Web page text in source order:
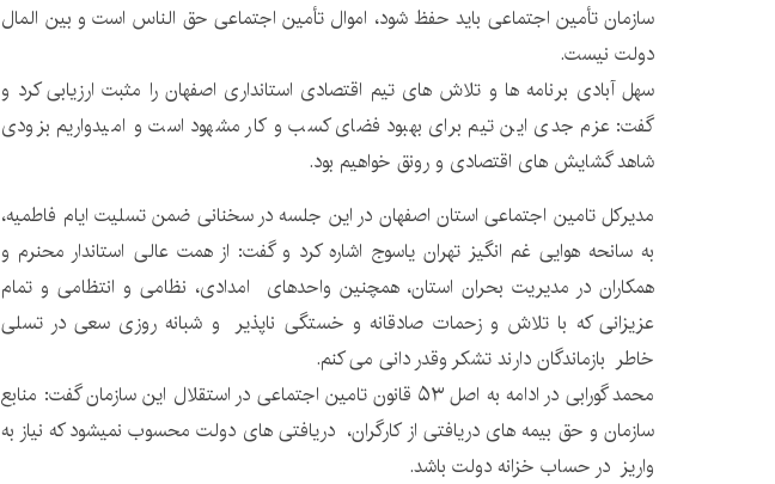
سازمان تأمین اجتماعی باید حفظ شود، اموال تأمین اجتماعی حق الناس است و بین المال
دولت نیست.
سهل آبادی برنامه ها و تلاش های تیم اقتصادی استانداری اصفهان را مثبت ارزیابی کرد و
گفت: عزم جدی این تیم برای بهبود فضای کسب و کار مشهود است و امیدواریم بزودی
شاهد گشایش های اقتصادی و رونق خواهیم بود.
مدیرکل تامین اجتماعی استان اصفهان در این جلسه در سخنانی ضمن تسلیت ایام فاطمیه،
به سانحه هوایی غم انگیز تهران یاسوج اشاره کرد و گفت: از همت عالی استاندار محنرم و
همکاران در مدیریت بحران استان، همچنین واحدهای امدادی، نظامی و انتظامی و تمام
عزیزانی که با تلاش و زحمات صادقانه و خستگی ناپذیر و شبانه روزی سعی در تسلی
خاطر بازماندگان دارند تشکر وقدر دانی می کنم.
محمد گورابی در ادامه به اصل ۵۳ قانون تامین اجتماعی در استقلال این سازمان گفت: منابع
سازمان و حق بیمه های دریافتی از کارگران، دریافتی های دولت محسوب نمیشود که نیاز به
واریز در حساب خزانه دولت باشد.